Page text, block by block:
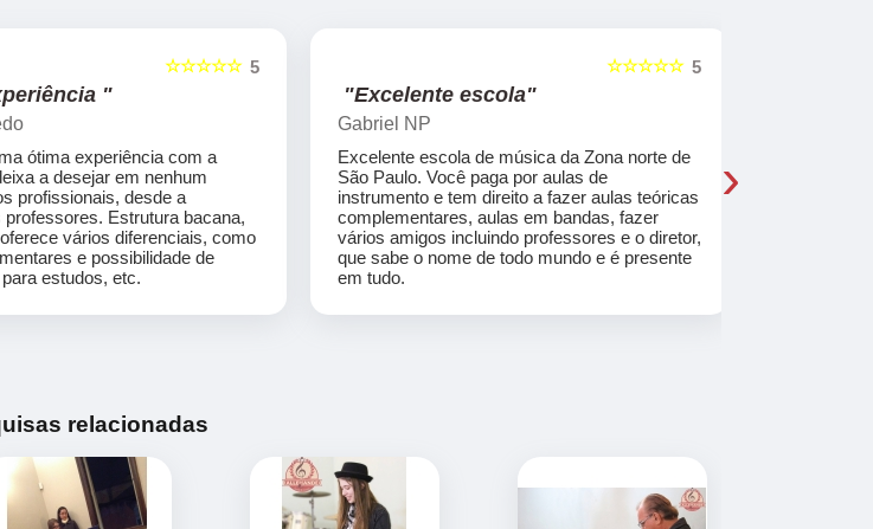
5
☆☆☆☆☆
"
ótima experiência com a
a desejar em nenhum
profissionais, desde a
professores. Estrutura bacana,
vários diferenciais, como
e possibilidade de
estudos, etc.
5
☆☆☆☆☆
"Excelente escola"
Gabriel NP
Excelente escola de música da Zona norte de
São Paulo. Você paga por aulas de
instrumento e tem direito a fazer aulas teóricas
complementares, aulas em bandas, fazer
vários amigos incluindo professores e o diretor,
que sabe o nome de todo mundo e é presente
em tudo.
›
relacionadas